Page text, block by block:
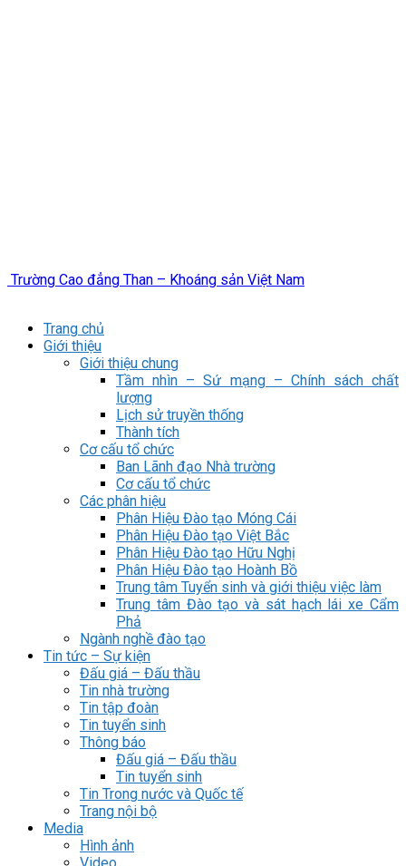
Trường Cao đẳng Than – Khoáng sản Việt Nam
Trang chủ
Giới thiệu
Giới thiệu chung
Tầm nhìn – Sứ mạng – Chính sách chất
lượng
Lịch sử truyền thống
Thành tích
Cơ cấu tổ chức
Ban Lãnh đạo Nhà trường
Cơ cấu tổ chức
Các phân hiệu
Phân Hiệu Đào tạo Móng Cái
Phân Hiệu Đào tạo Việt Bắc
Phân Hiệu Đào tạo Hữu Nghị
Phân Hiệu Đào tạo Hoành Bồ
Trung tâm Tuyển sinh và giới thiệu việc làm
Trung tâm Đào tạo và sát hạch lái xe Cẩm
Phả
Ngành nghề đào tạo
Tin tức – Sự kiện
Đấu giá – Đấu thầu
Tin nhà trường
Tin tập đoàn
Tin tuyển sinh
Thông báo
Đấu giá – Đấu thầu
Tin tuyển sinh
Tin Trong nước và Quốc tế
Trang nội bộ
Media
Hình ảnh